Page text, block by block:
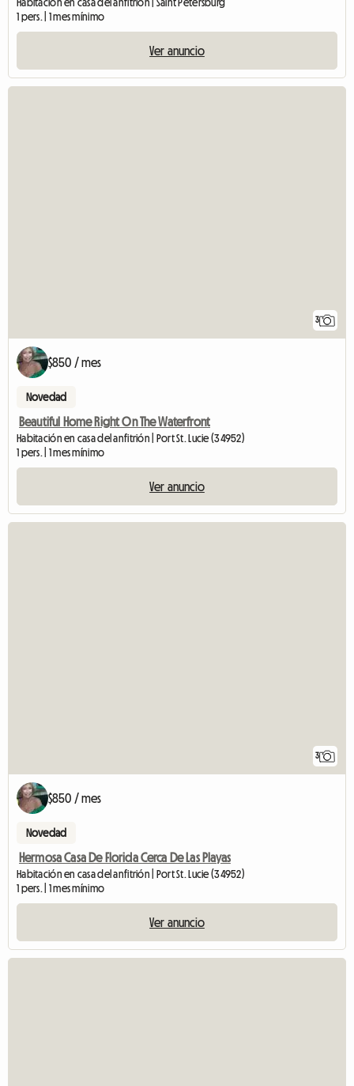
Habitación en casa del anfitrión | Saint Petersburg
1 pers. | 1 mes mínimo
Ver anuncio
3
$850 / mes
Novedad
Beautiful Home Right On The Waterfront
Habitación en casa del anfitrión | Port St. Lucie (34952)
1 pers. | 1 mes mínimo
Ver anuncio
3
$850 / mes
Novedad
Hermosa Casa De Florida Cerca De Las Playas
Habitación en casa del anfitrión | Port St. Lucie (34952)
1 pers. | 1 mes mínimo
Ver anuncio